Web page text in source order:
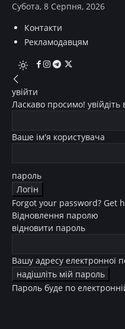
Субота, 8 Серпня, 2026
Контакти
Рекламодавцям
увійти
Ласкаво просимо! увійдіть
Ваше ім'я користувача
пароль
Forgot your password? Get
Відновлення паролю
відновити пароль
Вашу адресу електронної
Пароль буде по